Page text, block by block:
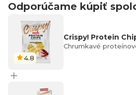
Odporúčame kúpiť
4.8
Crispy! Protein
Chrumkavé